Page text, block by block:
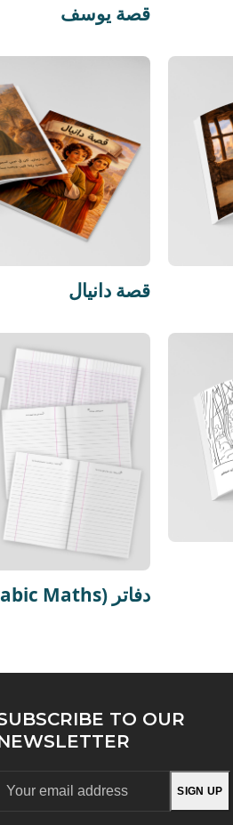
قصة يوسف
قصة دانيال
(English Arabic Maths) دفاتر
TO OUR
SIGN UP